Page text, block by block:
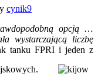
cynik9
opcją…
wystarczającą liczbę
tanku FPRI i jeden z